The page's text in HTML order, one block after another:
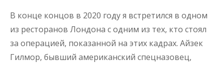
В конце концов в 2020 году я встретился в одном
из ресторанов Лондона с одним из тех, кто стоял
за операцией, показанной на этих кадрах. Айзек
Гилмор, бывший американский спецназовец,